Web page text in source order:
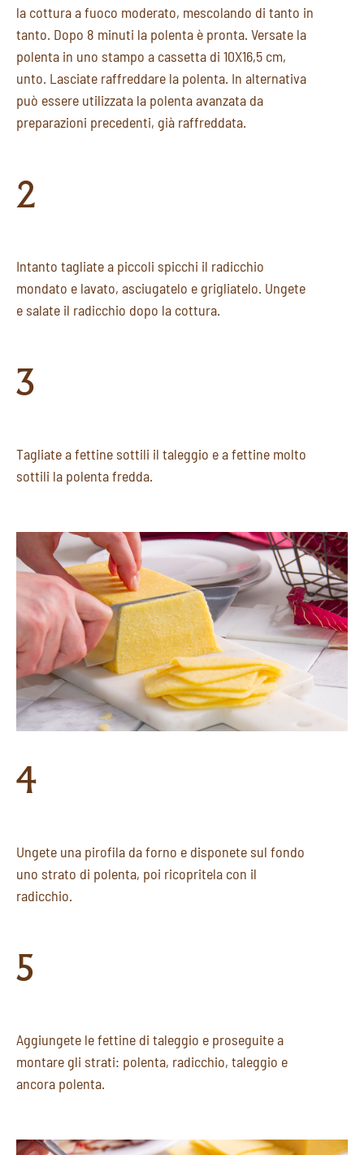
la cottura a fuoco moderato, mescolando di tanto in
tanto. Dopo 8 minuti la polenta è pronta. Versate la
polenta in uno stampo a cassetta di 10X16,5 cm,
unto. Lasciate raffreddare la polenta. In alternativa
può essere utilizzata la polenta avanzata da
preparazioni precedenti, già raffreddata.
2
Intanto tagliate a piccoli spicchi il radicchio
mondato e lavato, asciugatelo e grigliatelo. Ungete
e salate il radicchio dopo la cottura.
3
Tagliate a fettine sottili il taleggio e a fettine molto
sottili la polenta fredda.
4
Ungete una pirofila da forno e disponete sul fondo
uno strato di polenta, poi ricopritela con il
radicchio.
5
Aggiungete le fettine di taleggio e proseguite a
montare gli strati: polenta, radicchio, taleggio e
ancora polenta.